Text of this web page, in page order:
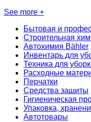
See more +
Бытовая и
Строительная
Автохимия Bähler
Инвентарь для
Техника для
Расходные
Перчатки
Средства защиты
Гигиеническая
Упаковка,
Автотовары